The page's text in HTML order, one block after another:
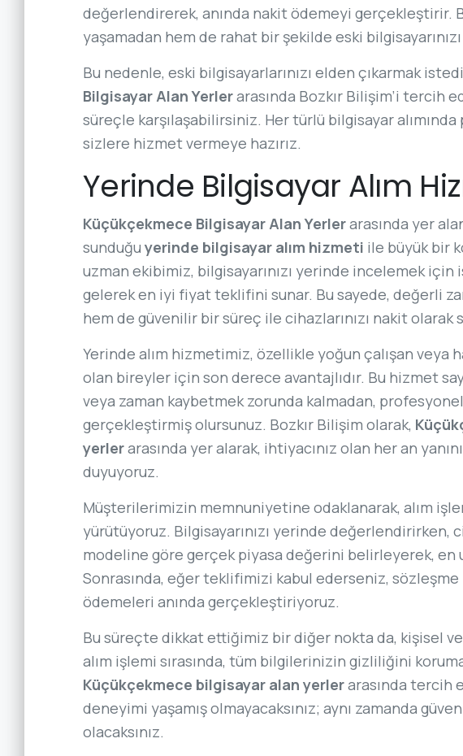
değerlendirerek, anında nakit ödemeyi gerçekleştirir.
yaşamadan hem de rahat bir şekilde eski
Bu nedenle, eski bilgisayarlarınızı elden çıkarmak
Bilgisayar Alan Yerlerarasında Bozkır Bilişim’i tercih
süreçle karşılaşabilirsiniz. Her türlü bilgisayar alımında
sizlere hizmet vermeye hazırız.
Yerinde Bilgisayar Alım
Küçükçekmece Bilgisayar Alan Yerlerarasında yer
sunduğu yerinde bilgisayar alım hizmeti ile büyük bir
uzman ekibimiz, bilgisayarınızı yerinde incelemek
gelerek en iyi fiyat teklifini sunar. Bu sayede, değerli
hem de güvenilir bir süreç ile cihazlarınızı nakit olarak
Yerinde alım hizmetimiz, özellikle yoğun çalışan veya
olan bireyler için son derece avantajlıdır. Bu hizmet
veya zaman kaybetmek zorunda kalmadan,
gerçekleştirmiş olursunuz. Bozkır Bilişim olarak,
yerlerarasında yer alarak, ihtiyacınız olan her an
duyuyoruz.
Müşterilerimizin memnuniyetine odaklanarak, alım
yürütüyoruz. Bilgisayarınızı yerinde değerlendirirken,
modeline göre gerçek piyasa değerini belirleyerek, en
Sonrasında, eğer teklifimizi kabul ederseniz, sözleşme
ödemeleri anında gerçekleştiriyoruz.
Bu süreçte dikkat ettiğimiz bir diğer nokta da, kişisel
alım işlemi sırasında, tüm bilgilerinizin gizliliğini
Küçükçekmece bilgisayar alan yerlerarasında tercih
deneyimi yaşamış olmayacaksınız; aynı zamanda
olacaksınız.